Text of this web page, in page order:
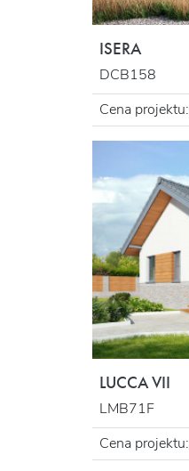
ISERA
DCB158
Cena projektu:
LUCCA VII
LMB71F
Cena projektu: